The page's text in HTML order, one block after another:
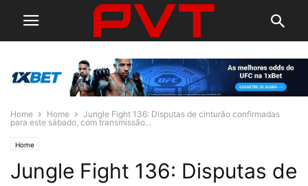
Home Home
Jungle Fight 136: Disputas de cinturão confirmadas
para este sábado, com transmissão...
Home
Jungle Fight 136: Disputas de